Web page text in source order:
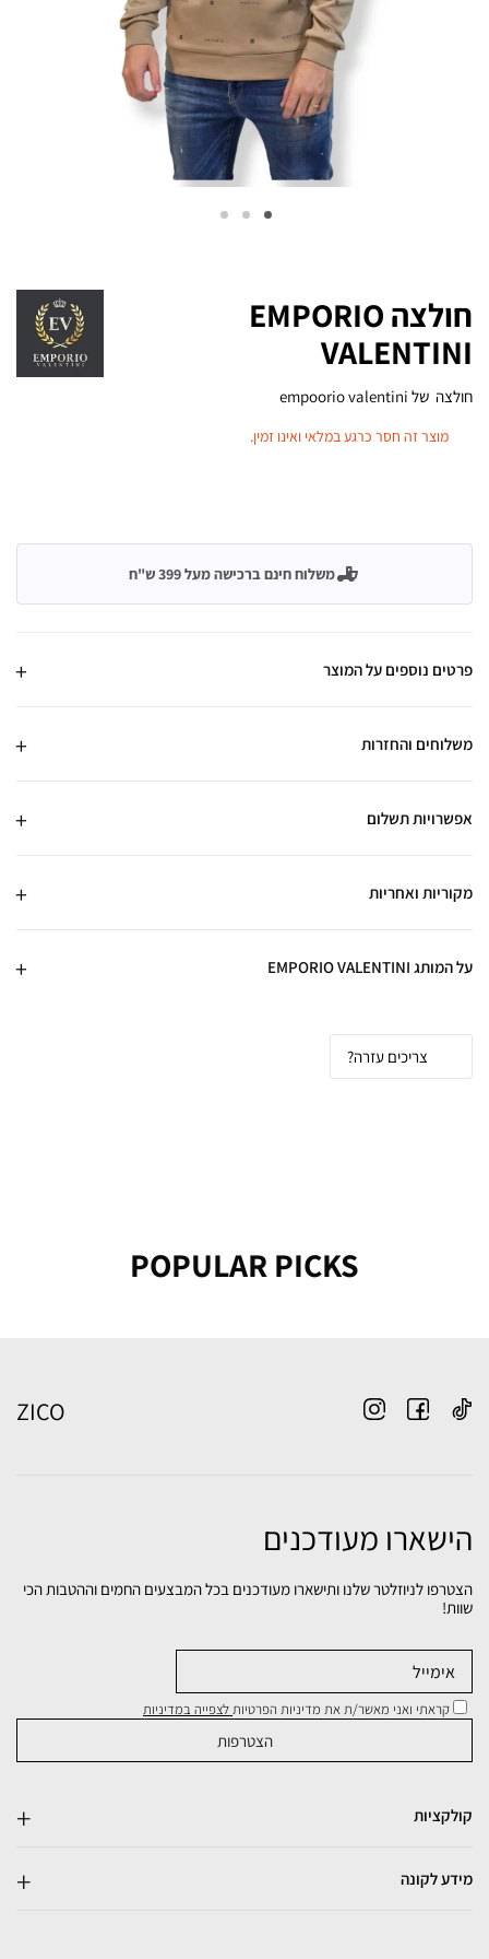
חולצה EMPORIO
VALENTINI
חולצה של empoorio valentini
מוצר זה חסר כרגע במלאי ואינו זמין.
משלוח חינם ברכישה מעל 399 ש"ח
פרטים נוספים על המוצר
משלוחים והחזרות
אפשרויות תשלום
מקוריות ואחריות
על המותג EMPORIO VALENTINI
צריכים עזרה?
POPULAR PICKS
ZICO
הישארו מעודכנים
הצטרפו לניוזלטר שלנו ותישארו מעודכנים בכל המבצעים החמים וההטבות הכי
שוות!
קראתי ואני מאשר/ת את מדיניות הפרטיותלצפייה במדיניות
קולקציות
מידע לקונה